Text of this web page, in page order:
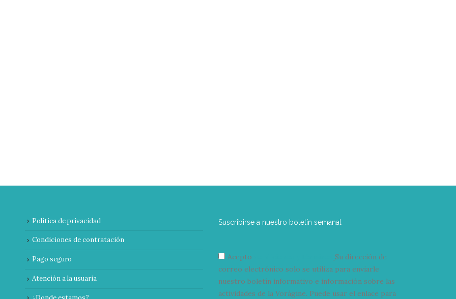
Política de privacidad
Condiciones de contratación
Pago seguro
Atención a la usuaria
Suscribirse a nuestro boletín semanal
Acepto
Su dirección de
correo electrónico solo se utiliza para enviarle
nuestro boletín informativo e información sobre las
actividades de la Vorágine. Puede usar el enlace para